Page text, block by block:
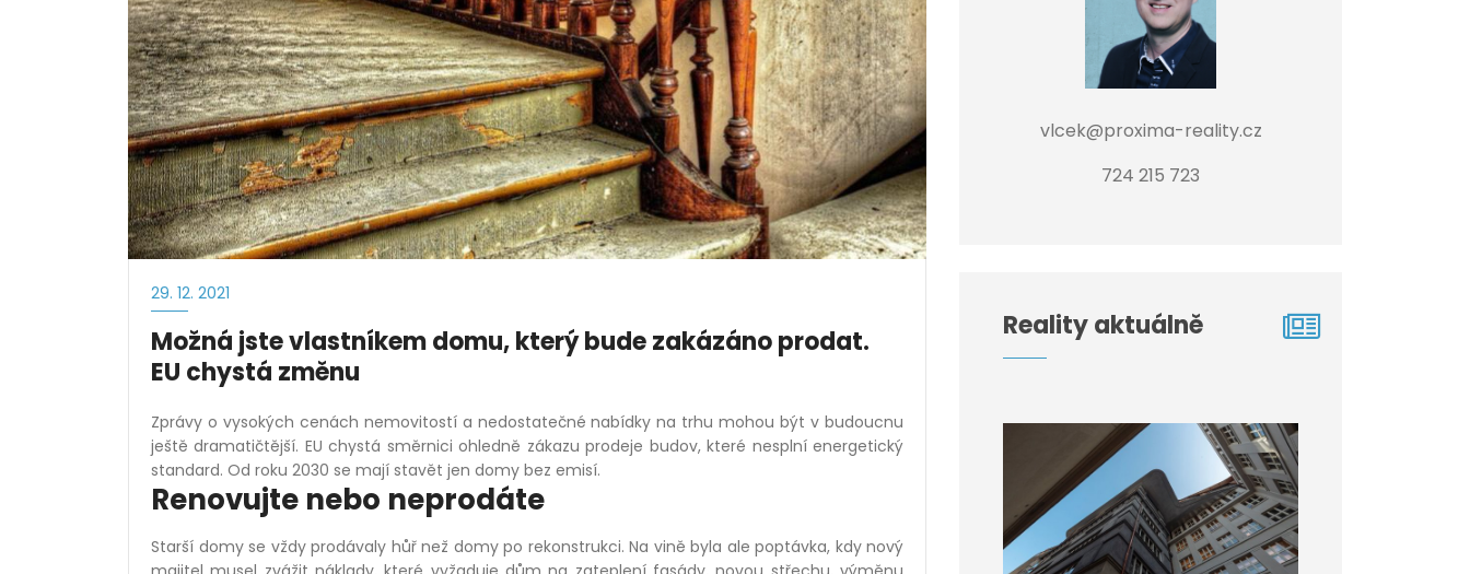
29. 12. 2021
Možná jste vlastníkem domu, který bude zakázáno prodat.
EU chystá změnu
Zprávy o vysokých cenách nemovitostí a nedostatečné nabídky na trhu mohou být v budoucnu
ještě dramatičtější. EU chystá směrnici ohledně zákazu prodeje budov, které nesplní energetický
standard. Od roku 2030 se mají stavět jen domy bez emisí.
Renovujte nebo neprodáte
Starší domy se vždy prodávaly hůř než domy po rekonstrukci. Na vině byla ale poptávka, kdy nový
vlcek@proxima-reality.cz
724 215 723
Reality aktuálně